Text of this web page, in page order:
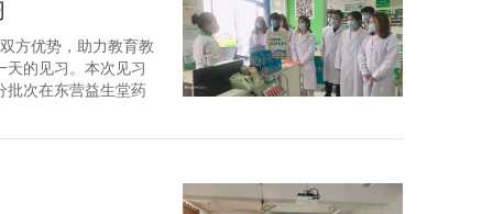
方优势，助力教育教
天的见习。本次见习
批次在东营益生堂药